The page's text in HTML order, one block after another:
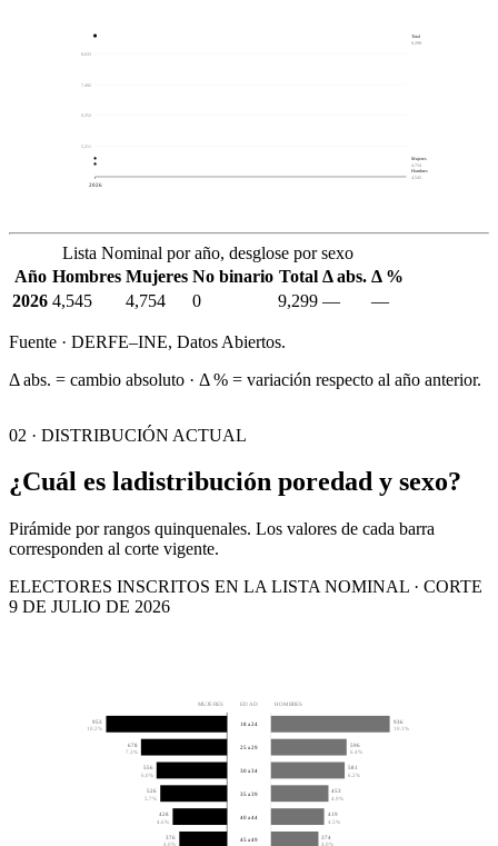
5,211
6,352
7,492
8,633
2026
Total
9,299
Mujeres
4,754
Hombres
4,545
Lista Nominal por año, desglose por sexo
Año Hombres Mujeres No binario Total Δ abs. Δ %
2026 4,545 4,754 0 9,299 — —
Fuente · DERFE–INE, Datos Abiertos.
Δ abs. = cambio absoluto · Δ % = variación respecto al año anterior.
02 · DISTRIBUCIÓN ACTUAL
¿Cuál es ladistribución poredad y sexo?
Pirámide por rangos quinquenales. Los valores de cada barra
corresponden al corte vigente.
ELECTORES INSCRITOS EN LA LISTA NOMINAL · CORTE
9 DE JULIO DE 2026
MUJERES EDAD HOMBRES
953
10.2%
936
10.1%
18 a 24
678
7.3%
596
6.4%
25 a 29
556
6.0%
581
6.2%
30 a 34
526
5.7%
453
4.9%
35 a 39
428
4.6%
419
4.5%
40 a 44
376
4.0%
374
4.0%
45 a 49